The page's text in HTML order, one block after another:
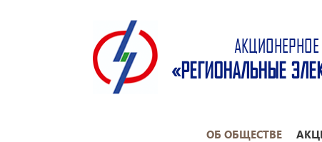
«РЕГИОНАЛЬНЫЕ
ОБ ОБЩЕСТВЕ